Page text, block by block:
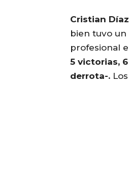
Cristian Díaz
bien tuvo un
profesional
5 victorias,
derrota-.